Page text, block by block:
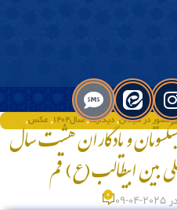
,حضور در میدان,دیدارها,سال۱۴۰۴ , عکس,
, ویژه و یادگاران هشت سال
در 2025-04-09 0